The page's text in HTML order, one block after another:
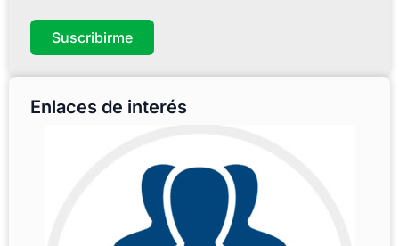
Suscribirme
Enlaces de interés